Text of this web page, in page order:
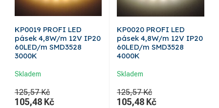
KP0019 PROFI LED
pásek 4,8W/m 12V IP20
60LED/m SMD3528
3000K
Skladem
125,57 Kč
105,48 Kč
KP0020 PROFI LED
pásek 4,8W/m 12V IP20
60LED/m SMD3528
4000K
Skladem
125,57 Kč
105,48 Kč